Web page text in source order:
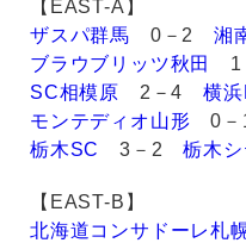
【EAST-A】
ザスパ群馬 0－2 湘
ブラウブリッツ秋田
1
SC相模原 2－4 横浜
モンテディオ山形 0
栃木SC
3－2栃木シ
【EAST-B】
北海道コンサドーレ札